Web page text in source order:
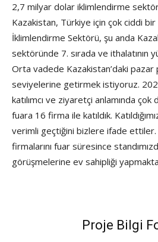
2,7 milyar dolar iklimlendirme
Kazakistan, Türkiye için çok ciddi
İklimlendirme Sektörü, şu anda
sektöründe 7. sırada ve ithalatının
Orta vadede Kazakistan’daki pazar
seviyelerine getirmek istiyoruz.
katılımcı ve ziyaretçi anlamında
fuara 16 firma ile katıldık.
verimli geçtiğini bizlere ifade
firmalarını fuar süresince
görüşmelerine ev sahipliği
Proje Bilgi